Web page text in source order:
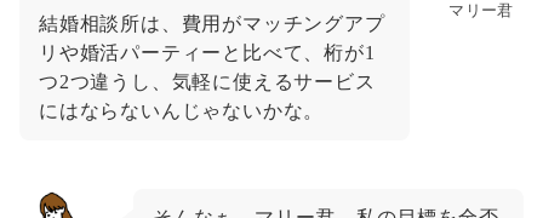
マリー君
結婚相談所は、費用がマッチングアプ
リや婚活パーティーと比べて、桁が1
つ2つ違うし、気軽に使えるサービス
にはならないんじゃないかな。